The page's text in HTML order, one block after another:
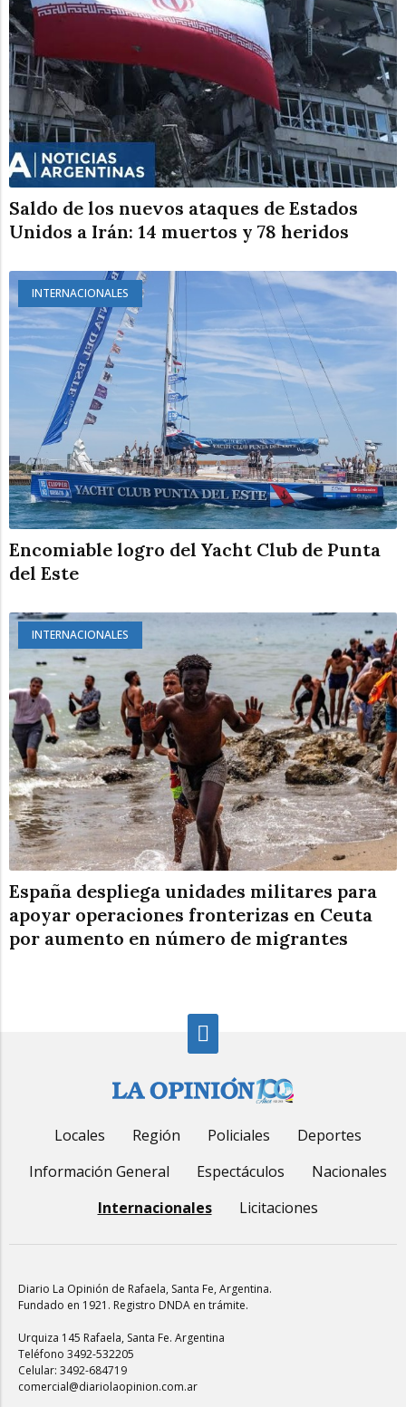
Saldo de los nuevos ataques de Estados
Unidos a Irán: 14 muertos y 78 heridos
INTERNACIONALES
Encomiable logro del Yacht Club de Punta
del Este
INTERNACIONALES
España despliega unidades militares para
apoyar operaciones fronterizas en Ceuta
por aumento en número de migrantes
Locales Región Policiales
Deportes
Información General
Espectáculos
Nacionales
Internacionales
Licitaciones
Diario La Opinión de Rafaela, Santa Fe, Argentina.
Fundado en 1921. Registro DNDA en trámite.
Urquiza 145 Rafaela, Santa Fe. Argentina
Teléfono 3492-532205
Celular: 3492-684719
comercial@diariolaopinion.com.ar